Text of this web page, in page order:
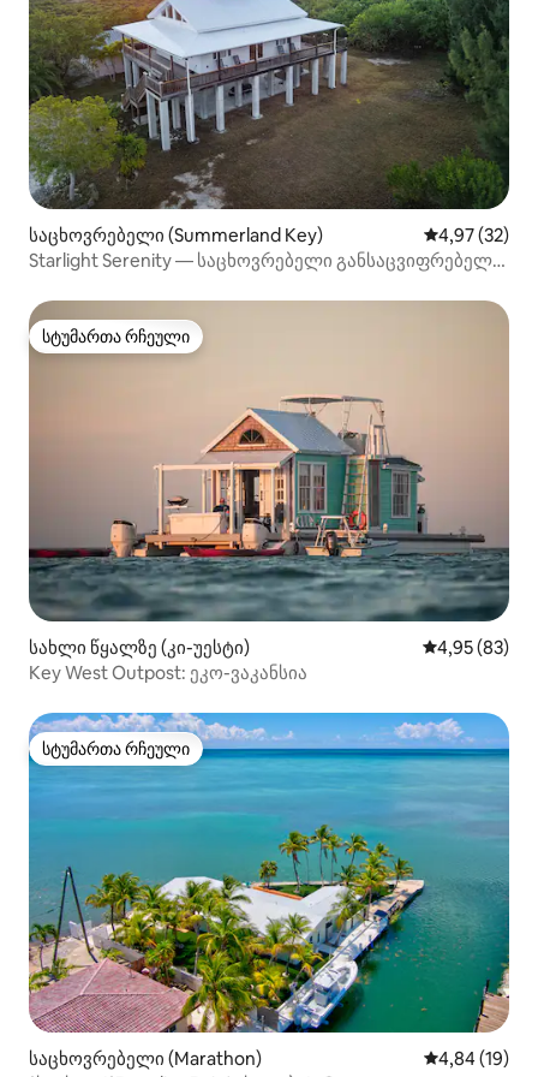
საცხოვრებელი (Summerland Key) საშუალო
4,97 (32)
Starlight Serenity — საცხოვრებელი განსაცვიფრებელი
სტუმართა რჩეული
სტუმართა რჩეული
სახლი წყალზე (კი-უესტი) საშუალო
4,95 (83)
Key West Outpost: ეკო-ვაკანსია
სტუმართა რჩეული
სტუმართა რჩეული
საცხოვრებელი (Marathon) საშუალო
4,84 (19)